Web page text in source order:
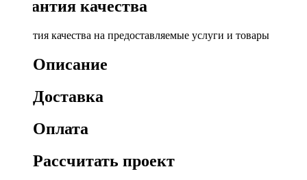
Гарантия качества
Гарантия качества на предоставляемые услуги и товары
Описание
Доставка
Оплата
Рассчитать проект